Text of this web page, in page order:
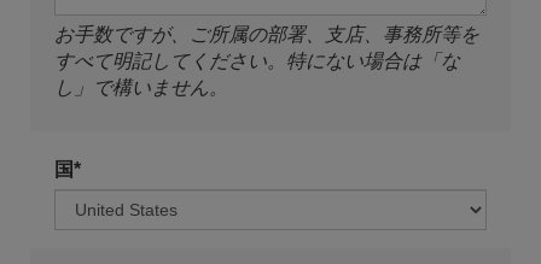
お手数ですが、ご所属の部署、支店、事務所等を
すべて明記してください。特にない場合は「な
し」で構いません。
国*